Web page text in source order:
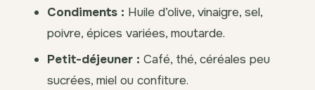
Condiments : Huile d’olive, vinaigre, sel,
poivre, épices variées, moutarde.
Petit-déjeuner : Café, thé, céréales peu
sucrées, miel ou confiture.